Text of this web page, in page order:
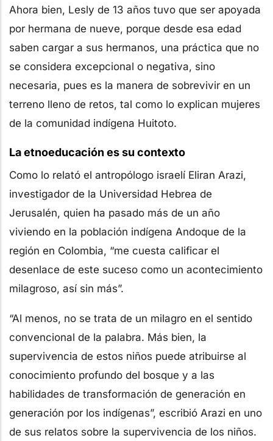
Ahora bien, Lesly de 13 años tuvo que ser apoyada
por hermana de nueve, porque desde esa edad
saben cargar a sus hermanos, una práctica que no
se considera excepcional o negativa, sino
necesaria, pues es la manera de sobrevivir en un
terreno lleno de retos, tal como lo explican mujeres
de la comunidad indígena Huitoto.
La etnoeducación es su contexto
Como lo relató el antropólogo israelí Eliran Arazi,
investigador de la Universidad Hebrea de
Jerusalén, quien ha pasado más de un año
viviendo en la población indígena Andoque de la
región en Colombia, “me cuesta calificar el
desenlace de este suceso como un acontecimiento
milagroso, así sin más”.
“Al menos, no se trata de un milagro en el sentido
convencional de la palabra. Más bien, la
supervivencia de estos niños puede atribuirse al
conocimiento profundo del bosque y a las
habilidades de transformación de generación en
generación por los indígenas”, escribió Arazi en uno
de sus relatos sobre la supervivencia de los niños.